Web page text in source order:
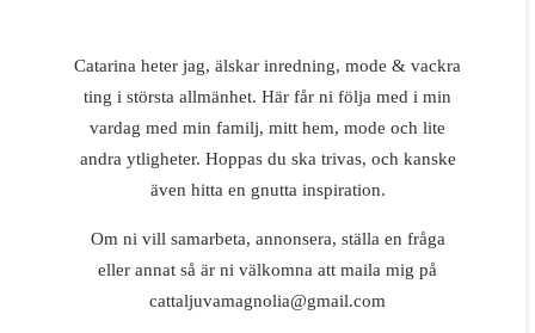
Catarina heter jag, älskar inredning, mode & vackra
ting i största allmänhet. Här får ni följa med i min
vardag med min familj, mitt hem, mode och lite
andra ytligheter. Hoppas du ska trivas, och kanske
även hitta en gnutta inspiration.
Om ni vill samarbeta, annonsera, ställa en fråga
eller annat så är ni välkomna att maila mig på
cattaljuvamagnolia@gmail.com